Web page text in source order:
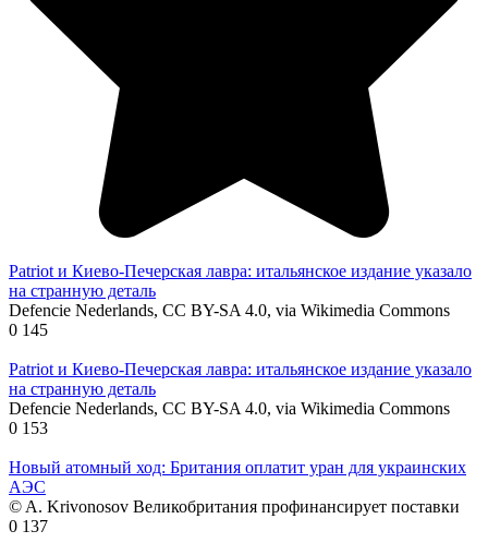
Patriot и Киево-Печерская лавра: итальянское издание указало
на странную деталь
Defencie Nederlands, CC BY-SA 4.0, via Wikimedia Commons
0 145
Patriot и Киево-Печерская лавра: итальянское издание указало
на странную деталь
Defencie Nederlands, CC BY-SA 4.0, via Wikimedia Commons
0 153
Новый атомный ход: Британия оплатит уран для украинских
АЭС
© A. Krivonosov Великобритания профинансирует поставки
0 137